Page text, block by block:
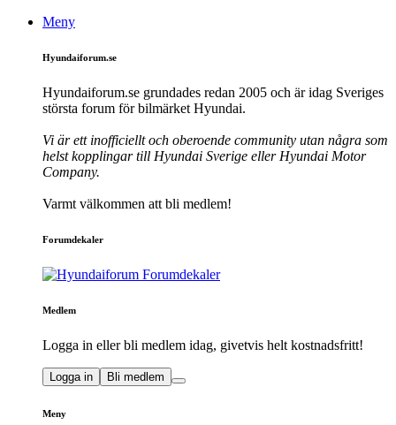
Meny
Hyundaiforum.se
Hyundaiforum.se grundades redan 2005 och är idag Sveriges
största forum för bilmärket Hyundai.
Vi är ett inofficiellt och oberoende community utan några som
helst kopplingar till Hyundai Sverige eller Hyundai Motor
Company.
Varmt välkommen att bli medlem!
Forumdekaler
Medlem
Logga in eller bli medlem idag, givetvis helt kostnadsfritt!
Logga in Bli medlem
Meny